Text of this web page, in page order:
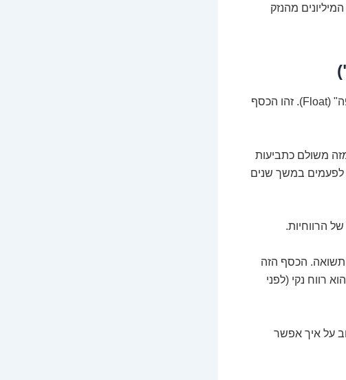
מהנזק
כאן נכנס לתמונה המונח שוורן באפט, האורקל מאומהה, כל כך אוהב: ה"ציפה" (Float). זהו הכסף
משולם כתביעות
לפעמים במשך שנים
הרווחיות.
תשואה. הכסף הזה
רווח נקי (לפני
על איך אפשר